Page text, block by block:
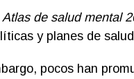
Atlas de salud mental
y planes de
pocos han